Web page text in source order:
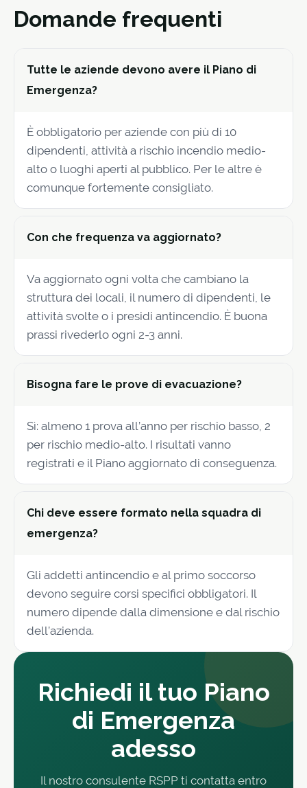
Domande frequenti
Tutte le aziende devono avere il Piano di
Emergenza?
È obbligatorio per aziende con più di 10
dipendenti, attività a rischio incendio medio-
alto o luoghi aperti al pubblico. Per le altre è
comunque fortemente consigliato.
Con che frequenza va aggiornato?
Va aggiornato ogni volta che cambiano la
struttura dei locali, il numero di dipendenti, le
attività svolte o i presidi antincendio. È buona
prassi rivederlo ogni 2-3 anni.
Bisogna fare le prove di evacuazione?
Sì: almeno 1 prova all’anno per rischio basso, 2
per rischio medio-alto. I risultati vanno
registrati e il Piano aggiornato di conseguenza.
Chi deve essere formato nella squadra di
emergenza?
Gli addetti antincendio e al primo soccorso
devono seguire corsi specifici obbligatori. Il
numero dipende dalla dimensione e dal rischio
dell’azienda.
Richiedi il tuo Piano
di Emergenza
adesso
Il nostro consulente RSPP ti contatta entro